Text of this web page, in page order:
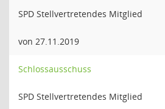
SPD Stellvertretendes Mitglied
von 27.11.2019
Schlossausschuss
SPD Stellvertretendes Mitglied